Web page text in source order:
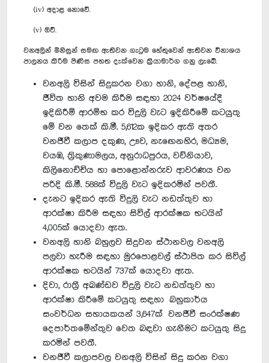
(iv) අදාළ නොවේ.
(v) ඔව්.
වනඅලින් මිනිසුන් සමඟ ඇතිවන ගැටුම හේතුවෙන් ඇතිවන විනාශය
පාලනය කිරීම පිණිස පහත දැක්වෙන ක්‍රියාමාර්ග ගනු ලැබේ.
වනඅලි විසින් සිදුකරන වගා හානි, දේපළ හානි,
ජීවිත හානි අවම කිරීම සඳහා 2024 වර්ෂයේදී
ඉදිකිරීම් ආරම්භ කර විදුලි වැට ඉදිකිරීමේ කටයුතු
මේ වන තෙක් කි.මී. 5,612ක ඉදිකර ඇති අතර
වනජීවී කලාප දකුණ, ඌව, නැඟෙනහිර, මධ්‍යම,
වයඹ, ත්‍රිකුණාමලය, අනුරාධපුරය, වව්නියාව,
කිලිනොච්චිය හා පොළොන්නරුව ආවරණය වන
පරිදි කි.මී. 588ක් විදුලි වැට ඉදිකරමින් පවතී.
දැනට ඉදිකර ඇති විදුලි වැට නඩත්තුව හා
ආරක්ෂා කිරීම සඳහා සිවිල් ආරක්ෂක භටයින්
4,005ක් යොදවා ඇත.
වනඅලි හානි බහුලව සිදුවන ස්ථානවල වනඅලි
පලවා හැරීම සඳහා මුරපොළවල් ස්ථාපිත කර සිවිල්
ආරක්ෂක භටයින් 737ක් යොදවා ඇත.
දිවා, රාත්‍රී අඛණ්ඩව විදුලි වැට නඩත්තුව හා
ආරක්ෂා කිරීමේ කටයුතු සඳහා බහුකාර්ය
සංවර්ධන සහායකයන් 3,647ක් වනජීවී සංරක්ෂණ
දෙපාර්තමේන්තුව වෙත බඳවා ගැනීමට කටයුතු සිදු
කරමින් පවතී.
වනජීවී කලාපවල වනඅලි විසින් සිදු කරන වගා